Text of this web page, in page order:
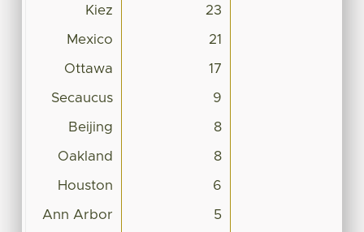
Kiez 23
Mexico 21
Ottawa 17
Secaucus 9
Beijing 8
Oakland 8
Houston 6
Ann Arbor 5